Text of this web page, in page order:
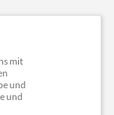
mit
und
und